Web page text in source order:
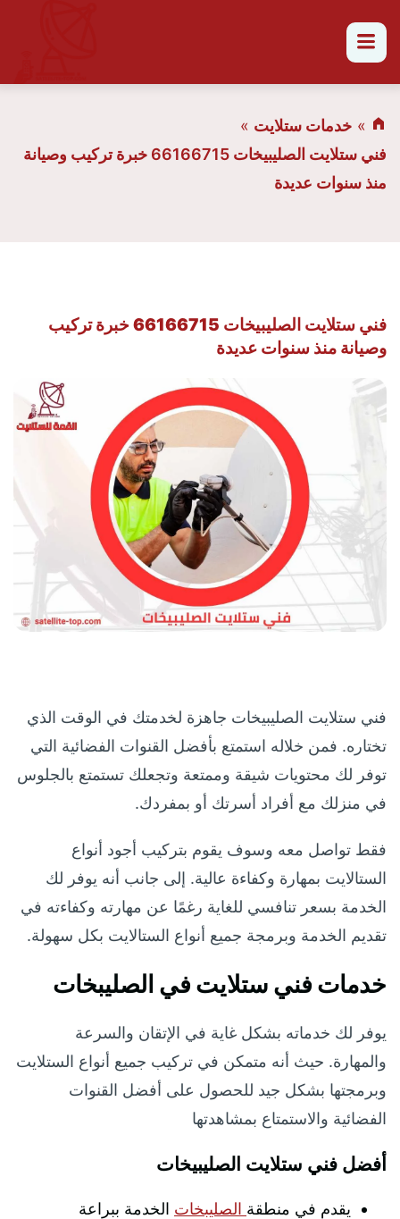
خدمات ستلايت
فني ستلايت الصليبيخات 66166715 خبرة تركيب وصيانة
منذ سنوات عديدة
فني ستلايت الصليبيخات 66166715 خبرة تركيب
وصيانة منذ سنوات عديدة
فني ستلايت الصليبيخات جاهزة لخدمتك في الوقت الذي
تختاره. فمن خلاله استمتع بأفضل القنوات الفضائية التي
توفر لك محتويات شيقة وممتعة وتجعلك تستمتع بالجلوس
في منزلك مع أفراد أسرتك أو بمفردك.
فقط تواصل معه وسوف يقوم بتركيب أجود أنواع
الستالايت بمهارة وكفاءة عالية. إلى جانب أنه يوفر لك
الخدمة بسعر تنافسي للغاية رغمًا عن مهارته وكفاءته في
تقديم الخدمة وبرمجة جميع أنواع الستالايت بكل سهولة.
خدمات فني ستلايت في الصليبخات
يوفر لك خدماته بشكل غاية في الإتقان والسرعة
والمهارة. حيث أنه متمكن في تركيب جميع أنواع الستلايت
وبرمجتها بشكل جيد للحصول على أفضل القنوات
الفضائية والاستمتاع بمشاهدتها
أفضل فني ستلايت الصليبيخات
يقدم في منطقة الصليبخات الخدمة ببراعة